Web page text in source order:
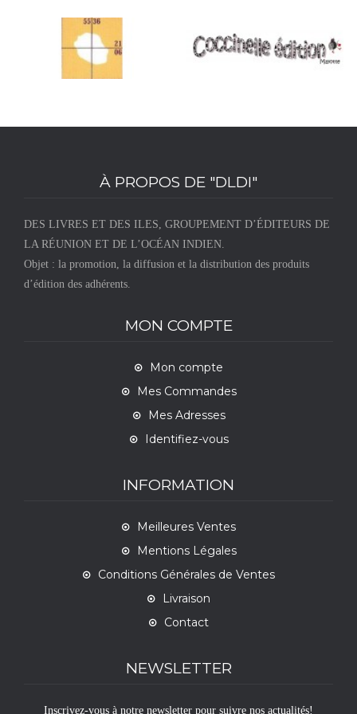
À PROPOS DE "DLDI"
DES LIVRES ET DES ILES, GROUPEMENT D’ÉDITEURS DE
LA RÉUNION ET DE L’OCÉAN INDIEN.
Objet : la promotion, la diffusion et la distribution des produits
d’édition des adhérents.
MON COMPTE
Mon compte
Mes Commandes
Mes Adresses
Identifiez-vous
INFORMATION
Meilleures Ventes
Mentions Légales
Conditions Générales de Ventes
Livraison
Contact
NEWSLETTER
Inscrivez-vous à notre newsletter pour suivre nos actualités!